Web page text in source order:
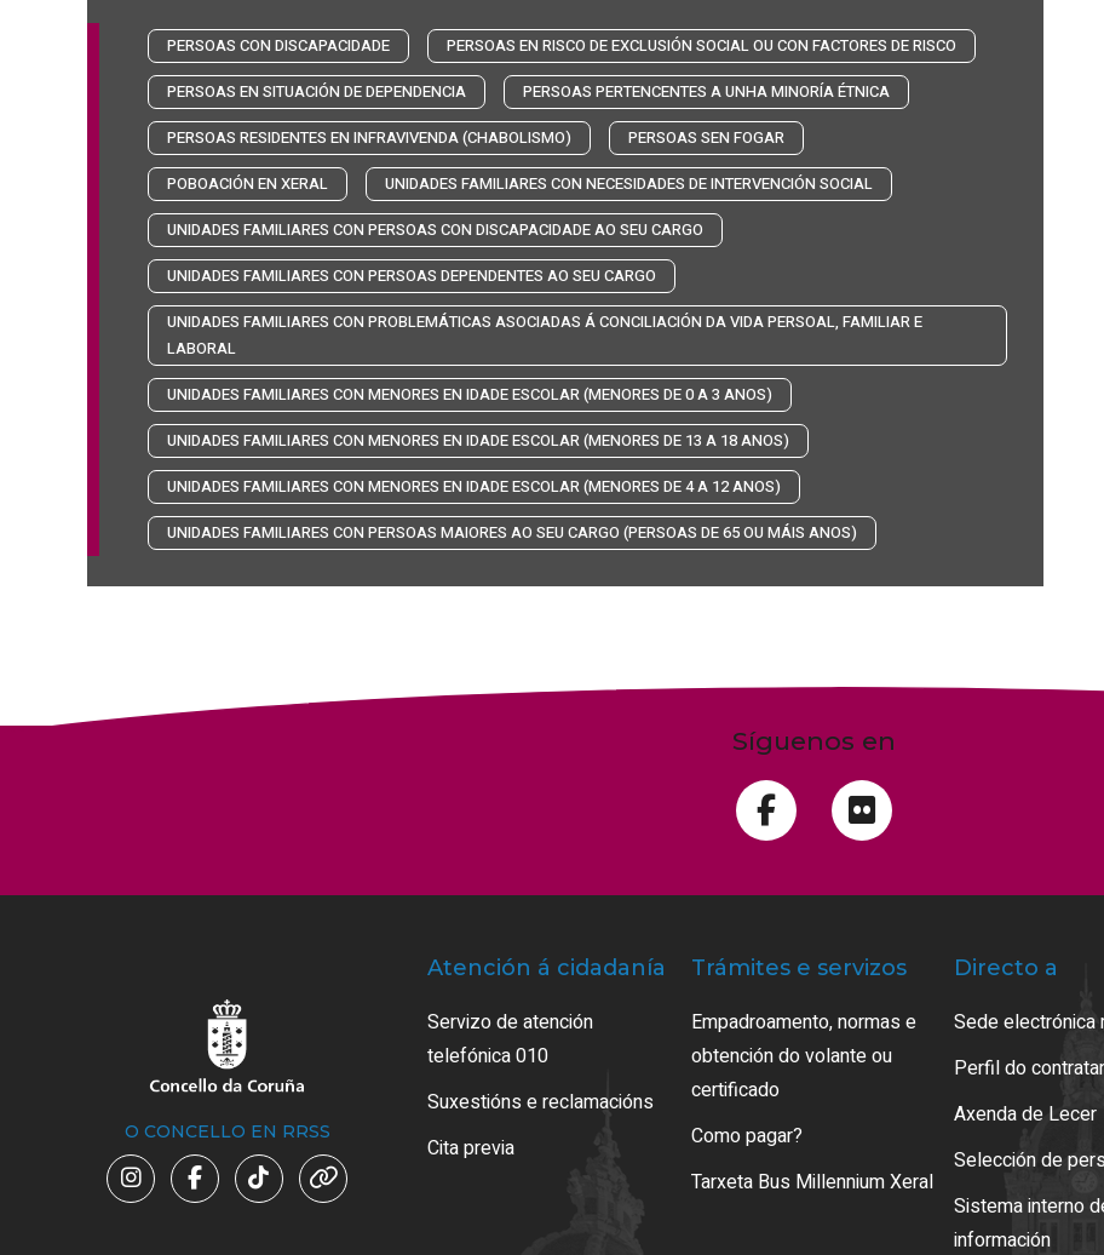
PERSOAS CON DISCAPACIDADE
PERSOAS EN RISCO DE EXCLUSIÓN SOCIAL OU CON FACTORES DE RISCO
PERSOAS EN SITUACIÓN DE DEPENDENCIA
PERSOAS PERTENCENTES A UNHA MINORÍA ÉTNICA
PERSOAS RESIDENTES EN INFRAVIVENDA (CHABOLISMO)
PERSOAS SEN FOGAR
POBOACIÓN EN XERAL
UNIDADES FAMILIARES CON NECESIDADES DE INTERVENCIÓN SOCIAL
UNIDADES FAMILIARES CON PERSOAS CON DISCAPACIDADE AO SEU CARGO
UNIDADES FAMILIARES CON PERSOAS DEPENDENTES AO SEU CARGO
UNIDADES FAMILIARES CON PROBLEMÁTICAS ASOCIADAS Á CONCILIACIÓN DA VIDA PERSOAL, FAMILIAR E
LABORAL
UNIDADES FAMILIARES CON MENORES EN IDADE ESCOLAR (MENORES DE 0 A 3 ANOS)
UNIDADES FAMILIARES CON MENORES EN IDADE ESCOLAR (MENORES DE 13 A 18 ANOS)
UNIDADES FAMILIARES CON MENORES EN IDADE ESCOLAR (MENORES DE 4 A 12 ANOS)
UNIDADES FAMILIARES CON PERSOAS MAIORES AO SEU CARGO (PERSOAS DE 65 OU MÁIS ANOS)
Síguenos en
O CONCELLO EN RRSS
Atención á cidadanía
Servizo de atención
telefónica 010
Suxestións e reclamacións
Cita previa
Trámites e servizos
Empadroamento, normas e
obtención do volante ou
certificado
Como pagar?
Tarxeta Bus Millennium Xeral
Directo a
Sede electrónica
Perfil do
Axenda de Lecer
Selección de
Sistema interno
información